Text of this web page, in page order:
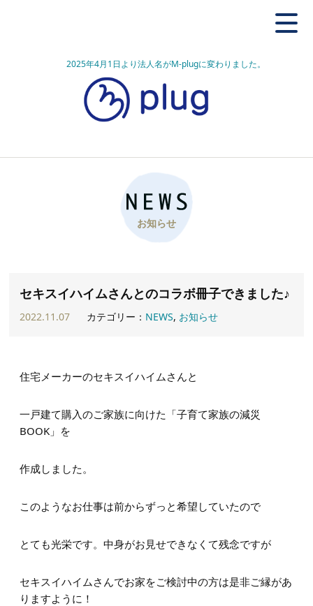
2025年4月1日より法人名がM-plugに変わりました。
お知らせ
セキスイハイムさんとのコラボ冊子できました♪
2022.11.07 カテゴリー： NEWS, お知らせ
住宅メーカーのセキスイハイムさんと
一戸建て購入のご家族に向けた「子育て家族の減災
BOOK」を
作成しました。
このようなお仕事は前からずっと希望していたので
とても光栄です。中身がお見せできなくて残念ですが
セキスイハイムさんでお家をご検討中の方は是非ご縁があ
りますように！